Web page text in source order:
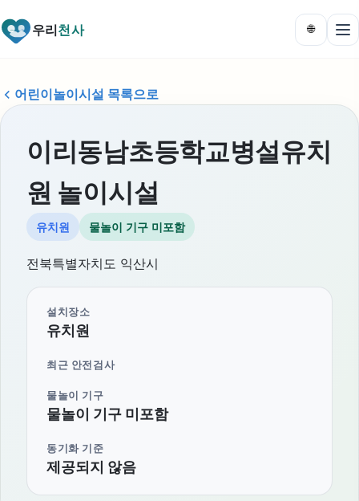
우리천사 🌐
어린이놀이시설 목록으로
이리동남초등학교병설유치
원 놀이시설
유치원 물놀이 기구 미포함
전북특별자치도 익산시
설치장소
유치원
최근 안전검사
물놀이 기구
물놀이 기구 미포함
동기화 기준
제공되지 않음